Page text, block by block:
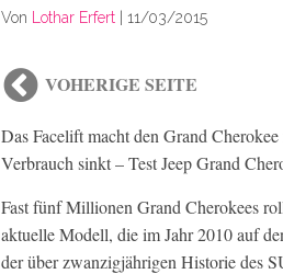
Von Lothar Erfert 11/03/2015
VOHERIGE SEITE
Das Facelift macht den Grand
Verbrauch sinkt – Test Jeep Grand
Fast fünf Millionen Grand Cherokees
aktuelle Modell, die im Jahr 2010 auf
der über zwanzigjährigen Historie des